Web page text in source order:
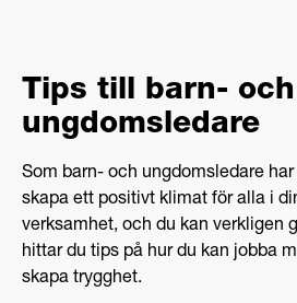
Tips till barn- och
ungdomsledare
Som barn- och ungdomsledare
skapa ett positivt klimat för alla i
verksamhet, och du kan verkligen
hittar du tips på hur du kan jobba
skapa trygghet.